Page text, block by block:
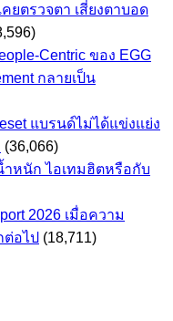
ยตรวจตา เสี่ยงตาบอด
Centric ของ EGG
กลายเป็น
แบรนด์ไม่ได้แข่งแย่ง
(36,066)
หนัก ไอเทมฮิตหรือกับ
2026 เมื่อความ
ต่อไป (18,711)